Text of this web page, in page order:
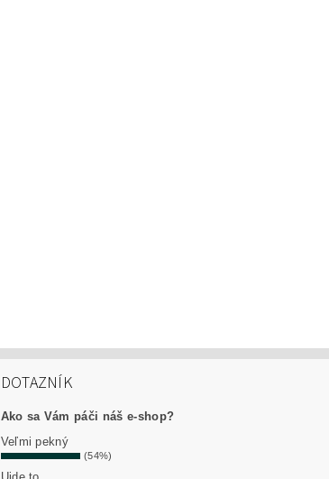
DOTAZNÍK
Ako sa Vám páči náš e-shop?
Veľmi pekný
(54%)
Ujde to